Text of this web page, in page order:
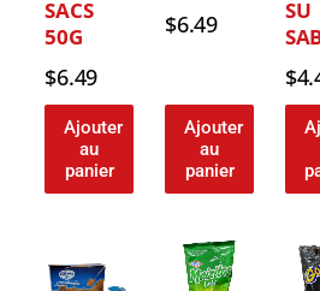
SACS
50G
$6.49
Ajouter
au
panier
$6.49
Ajouter
au
panier
SU
$